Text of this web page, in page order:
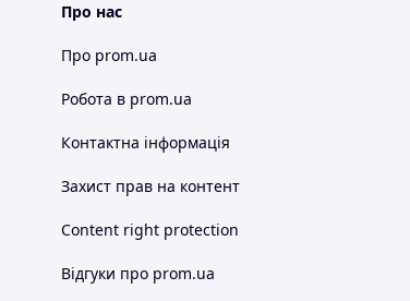
Про нас
Про prom.ua
Робота в prom.ua
Контактна інформація
Захист прав на контент
Content right protection
Відгуки про prom.ua